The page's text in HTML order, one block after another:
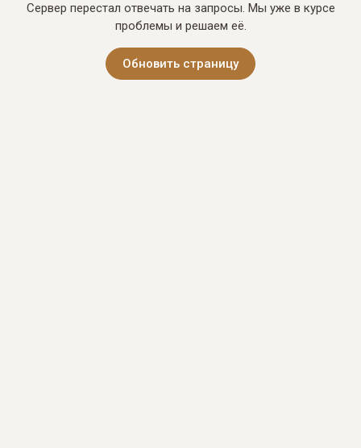
Сервер перестал отвечать на запросы. Мы уже в курсе
проблемы и решаем её.
Обновить страницу